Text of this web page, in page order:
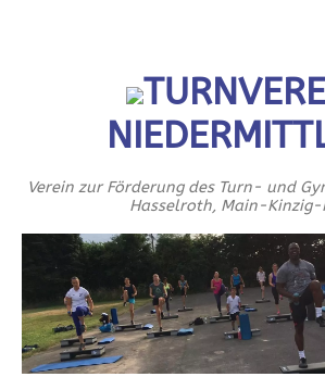
Verein zur Förderung des Turn- und
Hasselroth, Main-Kinzig-